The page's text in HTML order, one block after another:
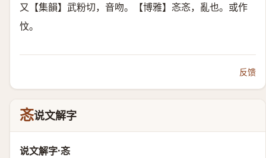
又【集韻】武粉切，音吻。【博雅】忞忞，亂也。或作
忟。
反馈
忞说文解字
说文解字·忞